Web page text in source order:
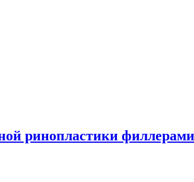
ринопластики филлерами